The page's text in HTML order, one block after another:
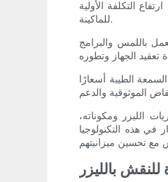
التكلفة الأولية
للماكينة.
باللمس والبرامج
التجارية الراسخة وذات السمعة الطيبة أسعارًا
بصريات الليزر ومكوناته،
في هذه التكنولوجيا
بالليزر